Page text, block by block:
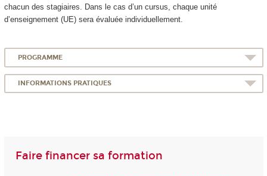
chacun des stagiaires. Dans le cas d’un cursus, chaque unité
d’enseignement (UE) sera évaluée individuellement.
PROGRAMME
INFORMATIONS PRATIQUES
Faire financer sa formation